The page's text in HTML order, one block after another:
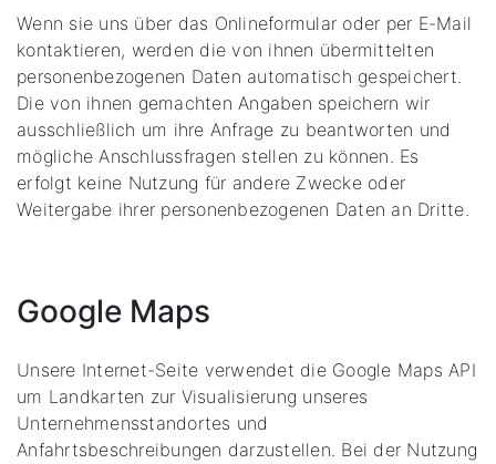
Wenn sie uns über das Onlineformular oder per E-Mail
kontaktieren, werden die von ihnen übermittelten
personenbezogenen Daten automatisch gespeichert.
Die von ihnen gemachten Angaben speichern wir
ausschließlich um ihre Anfrage zu beantworten und
mögliche Anschlussfragen stellen zu können. Es
erfolgt keine Nutzung für andere Zwecke oder
Weitergabe ihrer personenbezogenen Daten an Dritte.
Google Maps
Unsere Internet-Seite verwendet die Google Maps API
um Landkarten zur Visualisierung unseres
Unternehmensstandortes und
Anfahrtsbeschreibungen darzustellen. Bei der Nutzung